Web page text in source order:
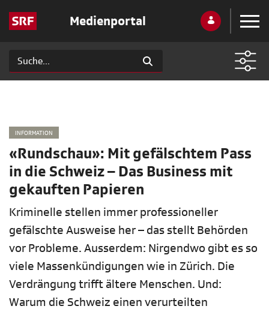
Medienportal
INFORMATION
«Rundschau»: Mit gefälschtem Pass
in die Schweiz – Das Business mit
gekauften Papieren
Kriminelle stellen immer professioneller
gefälschte Ausweise her – das stellt Behörden
vor Probleme. Ausserdem: Nirgendwo gibt es so
viele Massenkündigungen wie in Zürich. Die
Verdrängung trifft ältere Menschen. Und:
Warum die Schweiz einen verurteilten